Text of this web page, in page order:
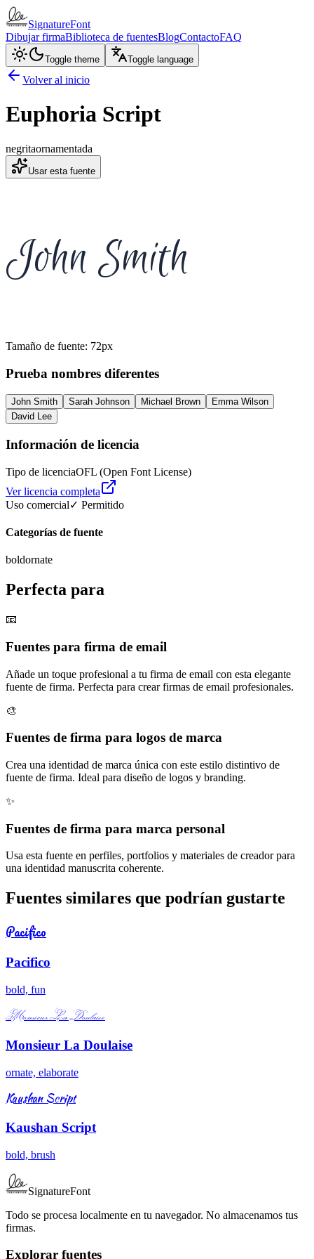
SignatureFont
Dibujar firmaBiblioteca de fuentesBlogContactoFAQ
Toggle theme Toggle language
Volver al inicio
Euphoria Script
negritaornamentada
Usar esta fuente
John Smith
Tamaño de fuente: 72px
Prueba nombres diferentes
John Smith Sarah Johnson Michael Brown
Emma Wilson
David Lee
Información de licencia
Tipo de licenciaOFL (Open Font License)
Ver licencia completa
Uso comercial✓ Permitido
Categorías de fuente
boldornate
Perfecta para
📧
Fuentes para firma de email
Añade un toque profesional a tu firma de email con esta elegante
fuente de firma. Perfecta para crear firmas de email profesionales.
🎨
Fuentes de firma para logos de marca
Crea una identidad de marca única con este estilo distintivo de
fuente de firma. Ideal para diseño de logos y branding.
✨
Fuentes de firma para marca personal
Usa esta fuente en perfiles, portfolios y materiales de creador para
una identidad manuscrita coherente.
Fuentes similares que podrían gustarte
Pacifico
Pacifico
bold, fun
Monsieur La Doulaise
Monsieur La Doulaise
ornate, elaborate
Kaushan Script
Kaushan Script
bold, brush
SignatureFont
Todo se procesa localmente en tu navegador. No almacenamos tus
firmas.
Explorar fuentes